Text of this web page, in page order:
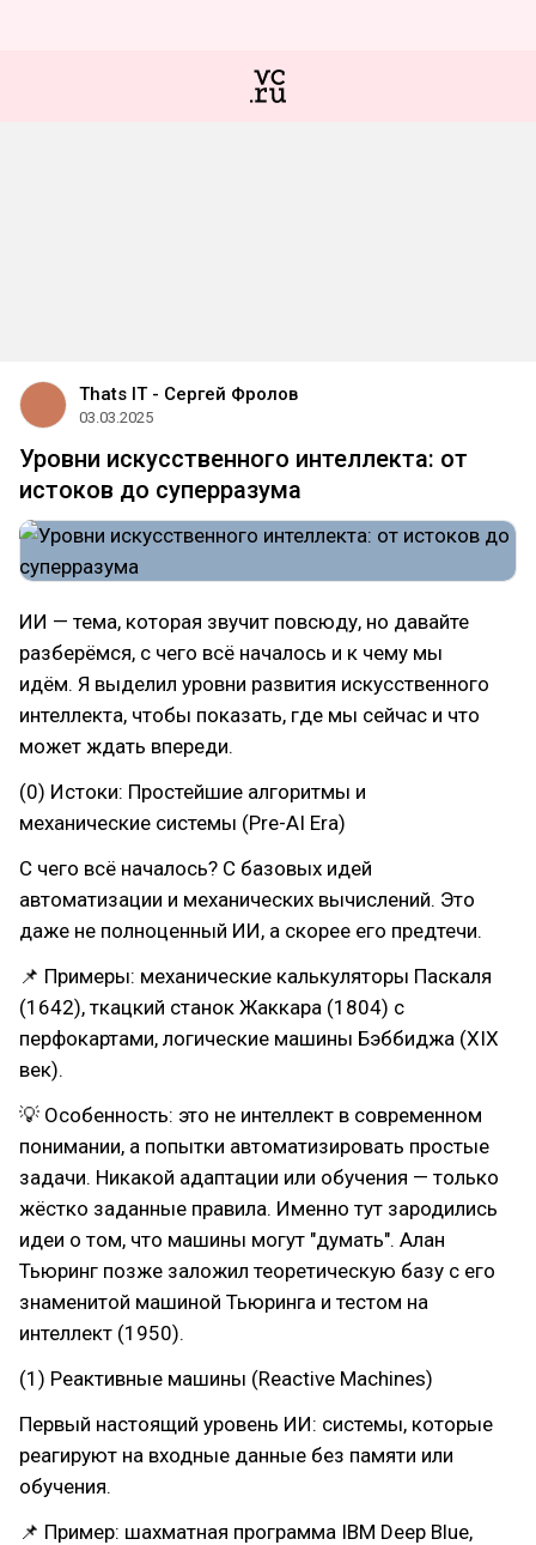
Thats IT - Сергей Фролов
03.03.2025
Уровни искусственного интеллекта: от
истоков до суперразума
ИИ — тема, которая звучит повсюду, но давайте
разберёмся, с чего всё началось и к чему мы
идём. Я выделил уровни развития искусственного
интеллекта, чтобы показать, где мы сейчас и что
может ждать впереди.
(0) Истоки: Простейшие алгоритмы и
механические системы (Pre-AI Era)
С чего всё началось? С базовых идей
автоматизации и механических вычислений. Это
даже не полноценный ИИ, а скорее его предтечи.
📌 Примеры: механические калькуляторы Паскаля
(1642), ткацкий станок Жаккара (1804) с
перфокартами, логические машины Бэббиджа (XIX
век).
💡 Особенность: это не интеллект в современном
понимании, а попытки автоматизировать простые
задачи. Никакой адаптации или обучения — только
жёстко заданные правила. Именно тут зародились
идеи о том, что машины могут "думать". Алан
Тьюринг позже заложил теоретическую базу с его
знаменитой машиной Тьюринга и тестом на
интеллект (1950).
(1) Реактивные машины (Reactive Machines)
Первый настоящий уровень ИИ: системы, которые
реагируют на входные данные без памяти или
обучения.
📌 Пример: шахматная программа IBM Deep Blue,